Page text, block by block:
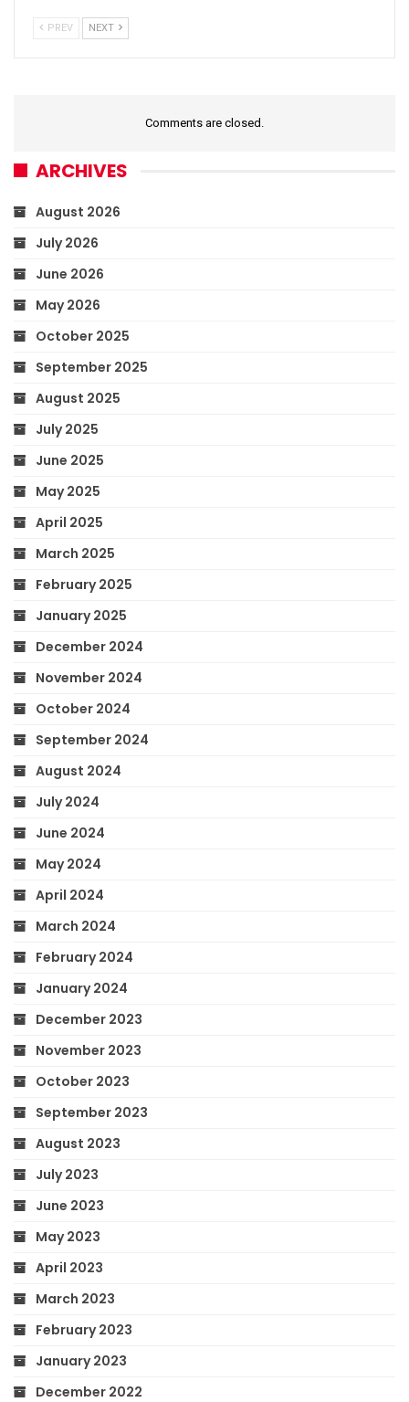
PREV NEXT
Comments are closed.
ARCHIVES
August 2026
July 2026
June 2026
May 2026
October 2025
September 2025
August 2025
July 2025
June 2025
May 2025
April 2025
March 2025
February 2025
January 2025
December 2024
November 2024
October 2024
September 2024
August 2024
July 2024
June 2024
May 2024
April 2024
March 2024
February 2024
January 2024
December 2023
November 2023
October 2023
September 2023
August 2023
July 2023
June 2023
May 2023
April 2023
March 2023
February 2023
January 2023
December 2022